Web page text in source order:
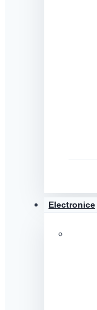
Electronice